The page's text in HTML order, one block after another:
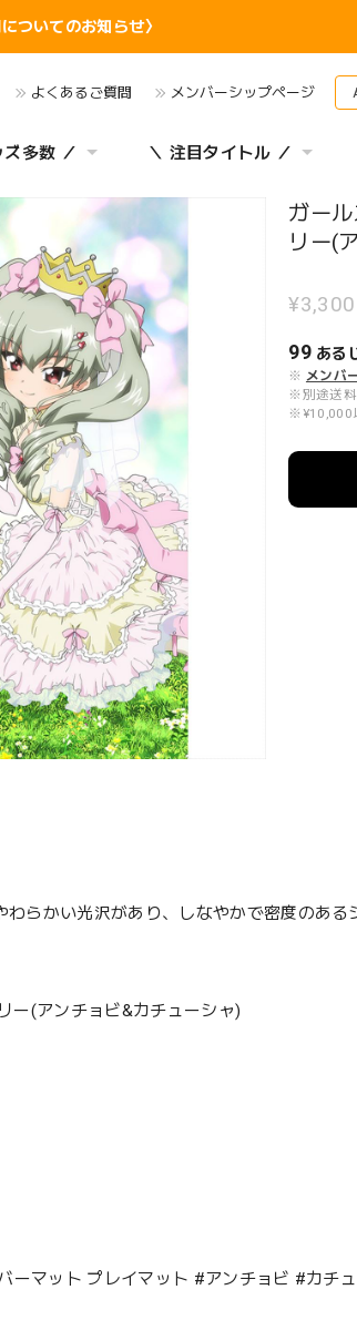
ついてのお知らせ〉
よくあるご質問 メンバーシップページ
多数 ／ ＼ 注目タイトル ／
ガー
リー(
¥3,300
99 ある
※ メンバ
※別途送料
※¥10,000
わらかい光沢があり、しなやかで密度のあ
ー(アンチョビ&カチューシャ)
ーマット プレイマット #アンチョビ #カチ